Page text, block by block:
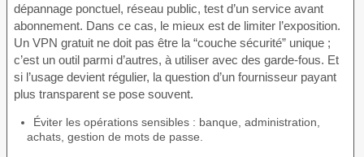
dépannage ponctuel, réseau public, test d’un service avant
abonnement. Dans ce cas, le mieux est de limiter l’exposition.
Un VPN gratuit ne doit pas être la “couche sécurité” unique ;
c’est un outil parmi d’autres, à utiliser avec des garde-fous. Et
si l’usage devient régulier, la question d’un fournisseur payant
plus transparent se pose souvent.
Éviter les opérations sensibles : banque, administration,
achats, gestion de mots de passe.